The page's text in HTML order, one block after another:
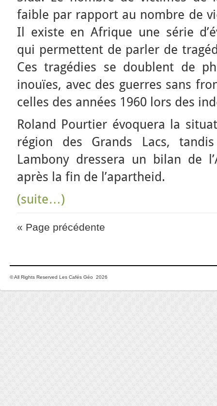
faible par rapport au nombre de
Il existe en Afrique une série
qui permettent de parler de
Ces tragédies se doublent de
inouïes, avec des guerres sans
celles des années 1960 lors des
Roland Pourtier évoquera la
région des Grands Lacs,
Lambony dressera un bilan de
après la fin de l’apartheid.
(suite…)
« Page précédente
© All Rights Reserved Les Cafés Géo 2026